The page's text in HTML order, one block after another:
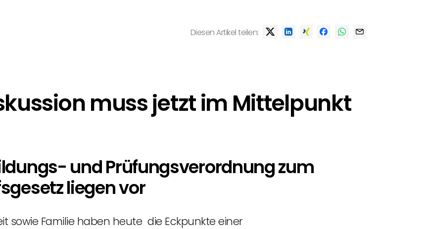
Diesen Artikel teilen:
muss jetzt im Mittelpunkt
und Prüfungsverordnung zum
liegen vor
sowie Familie haben heute die Eckpunkte einer